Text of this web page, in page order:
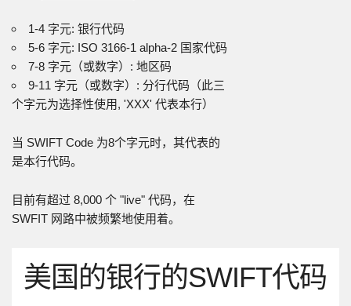
1-4 字元: 银行代码
5-6 字元: ISO 3166-1 alpha-2 国家代码
7-8 字元（或数字）: 地区码
9-11 字元（或数字）: 分行代码（此三
个字元为选择性使用, 'XXX' 代表本行）
当 SWIFT Code 为8个字元时，其代表的
是本行代码。
目前有超过 8,000 个 "live" 代码，在
SWFIT 网路中被频繁地使用着。
美国的银行的SWIFT代码